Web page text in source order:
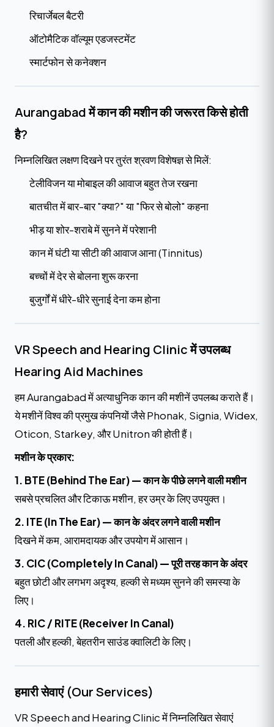
रिचार्जेबल बैटरी
ऑटोमैटिक वॉल्यूम एडजस्टमेंट
स्मार्टफोन से कनेक्शन
Aurangabad में कान की मशीन की जरूरत किसे होती
है?
निम्नलिखित लक्षण दिखने पर तुरंत श्रवण विशेषज्ञ से मिलें:
टेलीविजन या मोबाइल की आवाज बहुत तेज रखना
बातचीत में बार-बार "क्या?" या "फिर से बोलो" कहना
भीड़ या शोर-शराबे में सुनने में परेशानी
कान में घंटी या सीटी की आवाज आना (Tinnitus)
बच्चों में देर से बोलना शुरू करना
बुजुर्गों में धीरे-धीरे सुनाई देना कम होना
VR Speech and Hearing Clinic में उपलब्ध
Hearing Aid Machines
हम Aurangabad में अत्याधुनिक कान की मशीनें उपलब्ध कराते हैं।
ये मशीनें विश्व की प्रमुख कंपनियों जैसे Phonak, Signia, Widex,
Oticon, Starkey, और Unitron की होती हैं।
मशीन के प्रकार:
1. BTE (Behind The Ear) — कान के पीछे लगने वाली मशीन
सबसे प्रचलित और टिकाऊ मशीन, हर उम्र के लिए उपयुक्त।
2. ITE (In The Ear) — कान के अंदर लगने वाली मशीन
दिखने में कम, आरामदायक और उपयोग में आसान।
3. CIC (Completely In Canal) — पूरी तरह कान के अंदर
बहुत छोटी और लगभग अदृश्य, हल्की से मध्यम सुनने की समस्या के
लिए।
4. RIC / RITE (Receiver In Canal)
पतली और हल्की, बेहतरीन साउंड क्वालिटी के लिए।
हमारी सेवाएं (Our Services)
VR Speech and Hearing Clinic में निम्नलिखित सेवाएं